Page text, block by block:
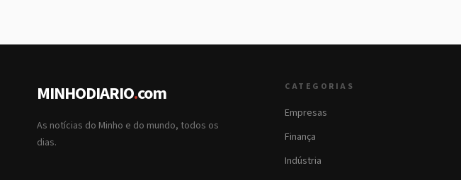
MINHODIARIO.com
As notícias do Minho e do mundo, todos os
dias.
CATEGORIAS
Empresas
Finança
Indústria